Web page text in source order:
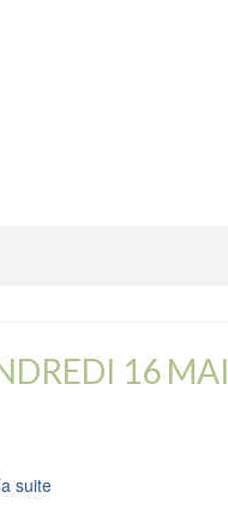
16 MAI
suite